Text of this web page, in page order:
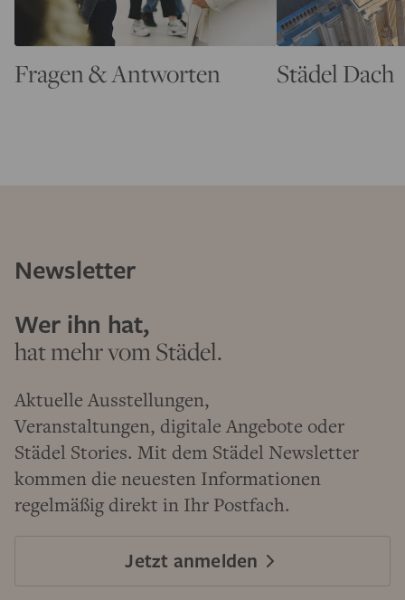
Fragen & Antworten Städel Dach
Newsletter
Wer ihn hat,
hat mehr vom Städel.
Aktuelle Ausstellungen,
Veranstaltungen, digitale Angebote oder
Städel Stories. Mit dem Städel Newsletter
kommen die neuesten Informationen
regelmäßig direkt in Ihr Postfach.
Jetzt anmelden